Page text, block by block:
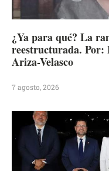
¿Ya para qué? La
reestructurada.
Ariza-Velasco
7 agosto, 2026